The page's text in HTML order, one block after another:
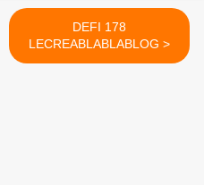
DEFI 178
LECREABLABLABLOG >